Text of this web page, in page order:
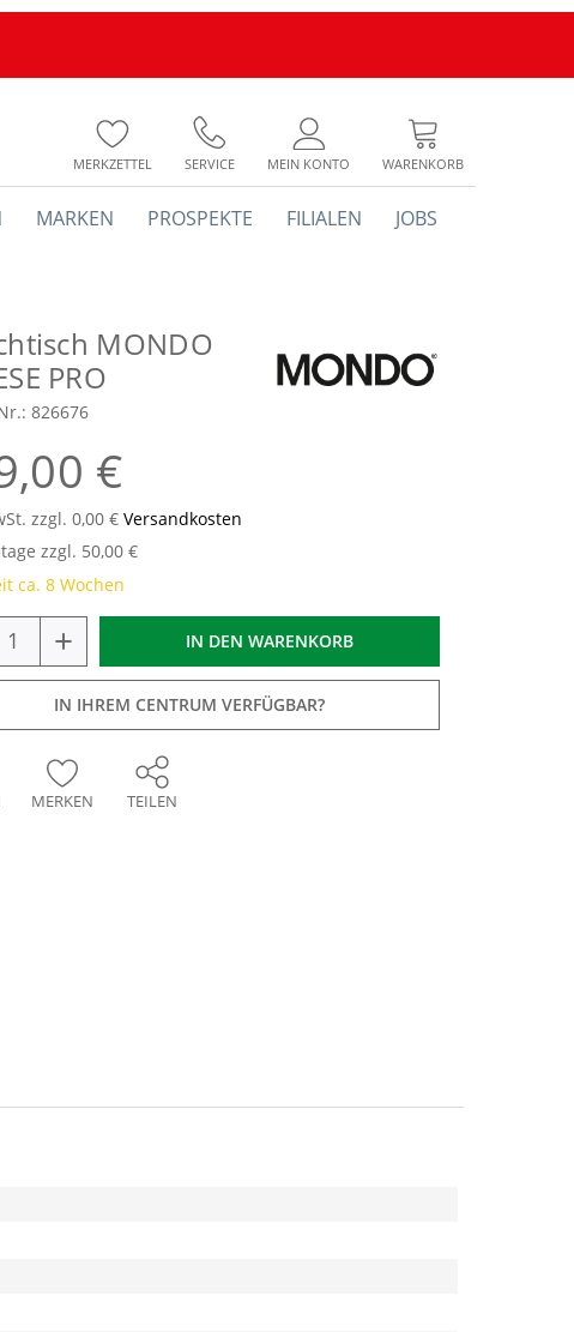
MERKZETTEL SERVICE MEIN KONTO WARENKORB
MARKEN PROSPEKTE FILIALEN JOBS
MONDO
PRO
826676
€
zzgl. 0,00 € Versandkosten
ca. 8 Wochen
zzgl. 50,00 €
+ IN DEN WARENKORB
IN IHREM CENTRUM VERFÜGBAR?
MERKEN TEILEN